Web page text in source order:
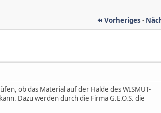
⏪ Vorheriges -
ob das Material auf der Halde des WISMUT-
Dazu werden durch die Firma G.E.O.S. die